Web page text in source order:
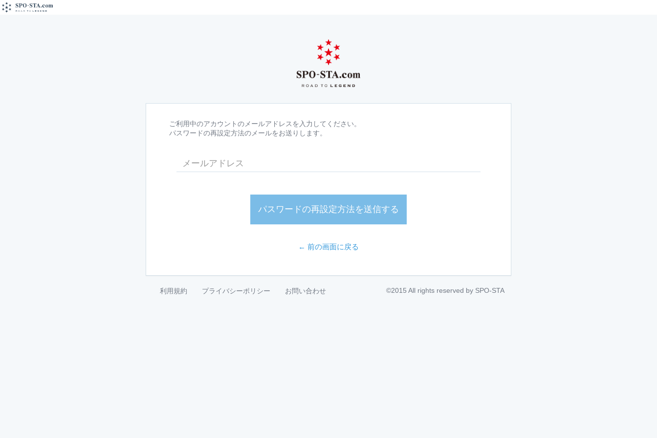
ご利用中のアカウントのメールアドレスを入力してください。
パスワードの再設定方法のメールをお送りします。
パスワードの再設定方法を送信する
← 前の画面に戻る
利用規約 プライバシーポリシー お問い合わせ ©2015 All rights reserved by SPO-STA